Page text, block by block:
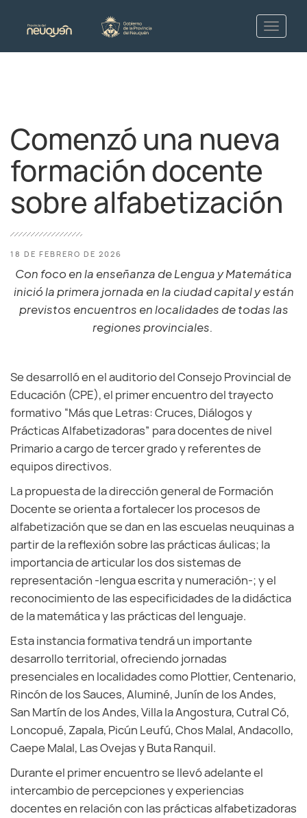
Comenzó una nueva
formación docente
sobre alfabetización
18 DE FEBRERO DE 2026
Con foco en la enseñanza de Lengua y Matemática
inició la primera jornada en la ciudad capital y están
previstos encuentros en localidades de todas las
regiones provinciales.
Se desarrolló en el auditorio del Consejo Provincial de
Educación (CPE), el primer encuentro del trayecto
formativo “Más que Letras: Cruces, Diálogos y
Prácticas Alfabetizadoras” para docentes de nivel
Primario a cargo de tercer grado y referentes de
equipos directivos.
La propuesta de la dirección general de Formación
Docente se orienta a fortalecer los procesos de
alfabetización que se dan en las escuelas neuquinas a
partir de la reflexión sobre las prácticas áulicas; la
importancia de articular los dos sistemas de
representación -lengua escrita y numeración-; y el
reconocimiento de las especificidades de la didáctica
de la matemática y las prácticas del lenguaje.
Esta instancia formativa tendrá un importante
desarrollo territorial, ofreciendo jornadas
presenciales en localidades como Plottier, Centenario,
Rincón de los Sauces, Aluminé, Junín de los Andes,
San Martín de los Andes, Villa la Angostura, Cutral Có,
Loncopué, Zapala, Picún Leufú, Chos Malal, Andacollo,
Caepe Malal, Las Ovejas y Buta Ranquil.
Durante el primer encuentro se llevó adelante el
intercambio de percepciones y experiencias
docentes en relación con las prácticas alfabetizadoras